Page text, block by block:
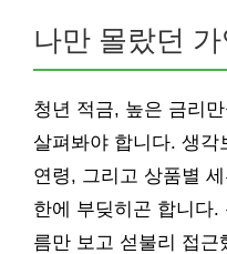
나만 몰랐던
청년 적금, 높은 금리
살펴봐야 합니다. 생각
연령, 그리고 상품별
한에 부딪히곤 합니다.
름만 보고 섣불리 접